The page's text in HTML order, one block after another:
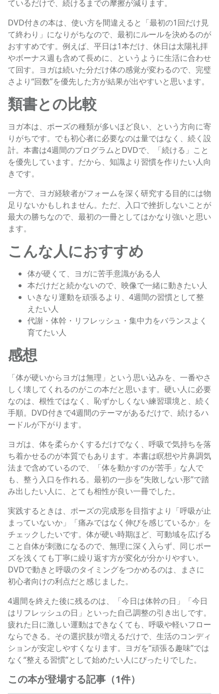
ているだけで、続けるまでの摩擦が減ります。
DVD付きの本は、使い方を間違えると「最初の1回だけ見
て終わり」になりがちなので、最初にルールを決めるのが
おすすめです。例えば、平日は1本だけ、休日は太陽礼拝
やボーナス週も含めて長めに、というように生活に合わせ
て回す。ヨガは続いた分だけ体の感覚が変わるので、完璧
さより“回数”を優先した方が結果が出やすいと思います。
類書との比較
ヨガ本は、ポーズの種類が多いほど良い、という方向に寄
りがちです。でも初心者に必要なのは量ではなく、続く設
計。本書は4週間のプログラムとDVDで、「続ける」こと
を優先しています。だから、知識より習慣を作りたい人向
きです。
一方で、ヨガ経験者がフォームを深く研究する目的には物
足りないかもしれません。ただ、入口で挫折しないことが
最大の勝ちなので、最初の一冊としてはかなり強いと思い
ます。
こんな人におすすめ
体が硬くて、ヨガに苦手意識がある人
本だけだと続かないので、映像で一緒に動きたい人
いきなり運動を頑張るより、4週間の習慣として整
えたい人
代謝・体幹・リフレッシュ・集中力をバランスよく
育てたい人
感想
「体が硬いからヨガは無理」という思い込みを、一番やさ
しく壊してくれるのがこの本だと思います。硬い人に必要
なのは、根性ではなく、恥ずかしくない練習環境と、続く
手順。DVD付きで4週間のテーマがあるだけで、続けるハ
ードルが下がります。
ヨガは、体を柔らかくするだけでなく、呼吸で気持ちを落
ち着かせるのが本質でもあります。本書は瞑想や片鼻調気
法まで含めているので、「体を動かすのが苦手」な人で
も、整う入口を作れる。最初の一歩を“失敗しない形”で踏
み出したい人に、とても相性が良い一冊でした。
実践するときは、ポーズの完成形を目指すより「呼吸が止
まっていないか」「痛みではなく伸びを感じているか」を
チェックしたいです。体が硬い時期ほど、可動域を広げる
こと自体が刺激になるので、無理に深く入らず、同じポー
ズを浅くても丁寧に繰り返す方が変化が分かりやすい。
DVDで動きと呼吸のタイミングをつかめるのは、まさに
初心者向けの利点だと感じました。
4週間を終えた後に残るのは、「今日は体幹の日」「今日
はリフレッシュの日」といった自己調整の引き出しです。
疲れた日に激しい運動はできなくても、呼吸や軽いフロー
ならできる。その選択肢が増えるだけで、生活のコンディ
ションが安定しやすくなります。ヨガを“頑張る趣味”では
なく“整える習慣”として始めたい人にぴったりでした。
この本が登場する記事（1件）